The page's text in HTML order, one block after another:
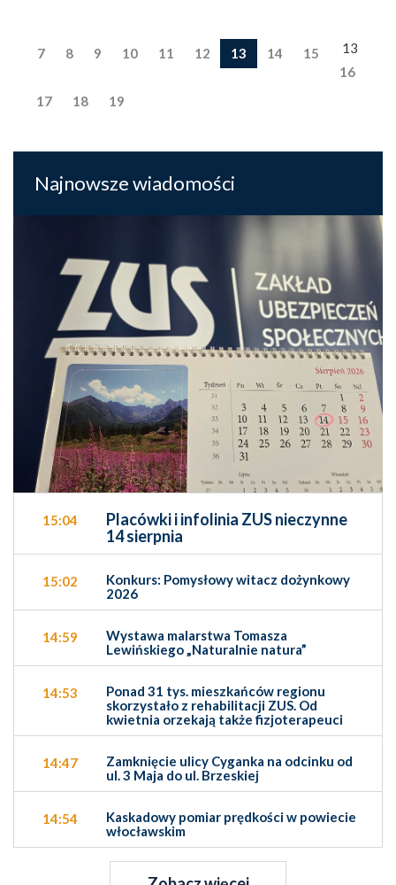
13
7 8 9 10 11 12 13 14
15
16
17
18 19
Najnowsze wiadomości
15:04
Placówki i infolinia ZUS nieczynne
14 sierpnia
15:02
Konkurs: Pomysłowy witacz dożynkowy
2026
14:59
Wystawa malarstwa Tomasza
Lewińskiego „Naturalnie natura”
14:53
Ponad 31 tys. mieszkańców regionu
skorzystało z rehabilitacji ZUS. Od
kwietnia orzekają także fizjoterapeuci
14:47
Zamknięcie ulicy Cyganka na odcinku od
ul. 3 Maja do ul. Brzeskiej
14:54
Kaskadowy pomiar prędkości w powiecie
włocławskim